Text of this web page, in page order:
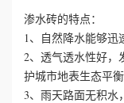
们
渗水砖的特点：
1、自然降水能够迅
2、透气透水性好，
护城市地表生态平衡
3、雨天路面无积水